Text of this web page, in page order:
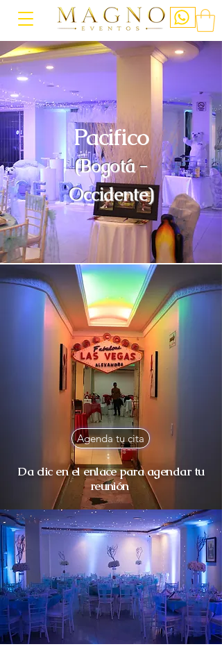
Pacifico
(Bogotá -
Occidente)
Agenda tu cita
Da clic en el enlace para agendar tu
reunión